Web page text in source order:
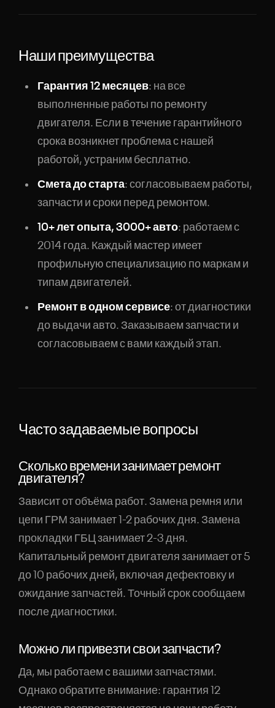
Наши преимущества
Гарантия 12 месяцев: на все
выполненные работы по ремонту
двигателя. Если в течение гарантийного
срока возникнет проблема с нашей
работой, устраним бесплатно.
Смета до старта: согласовываем работы,
запчасти и сроки перед ремонтом.
10+ лет опыта, 3000+ авто: работаем с
2014 года. Каждый мастер имеет
профильную специализацию по маркам и
типам двигателей.
Ремонт в одном сервисе: от диагностики
до выдачи авто. Заказываем запчасти и
согласовываем с вами каждый этап.
Часто задаваемые вопросы
Сколько времени занимает ремонт
двигателя?
Зависит от объёма работ. Замена ремня или
цепи ГРМ занимает 1-2 рабочих дня. Замена
прокладки ГБЦ занимает 2-3 дня.
Капитальный ремонт двигателя занимает от 5
до 10 рабочих дней, включая дефектовку и
ожидание запчастей. Точный срок сообщаем
после диагностики.
Можно ли привезти свои запчасти?
Да, мы работаем с вашими запчастями.
Однако обратите внимание: гарантия 12